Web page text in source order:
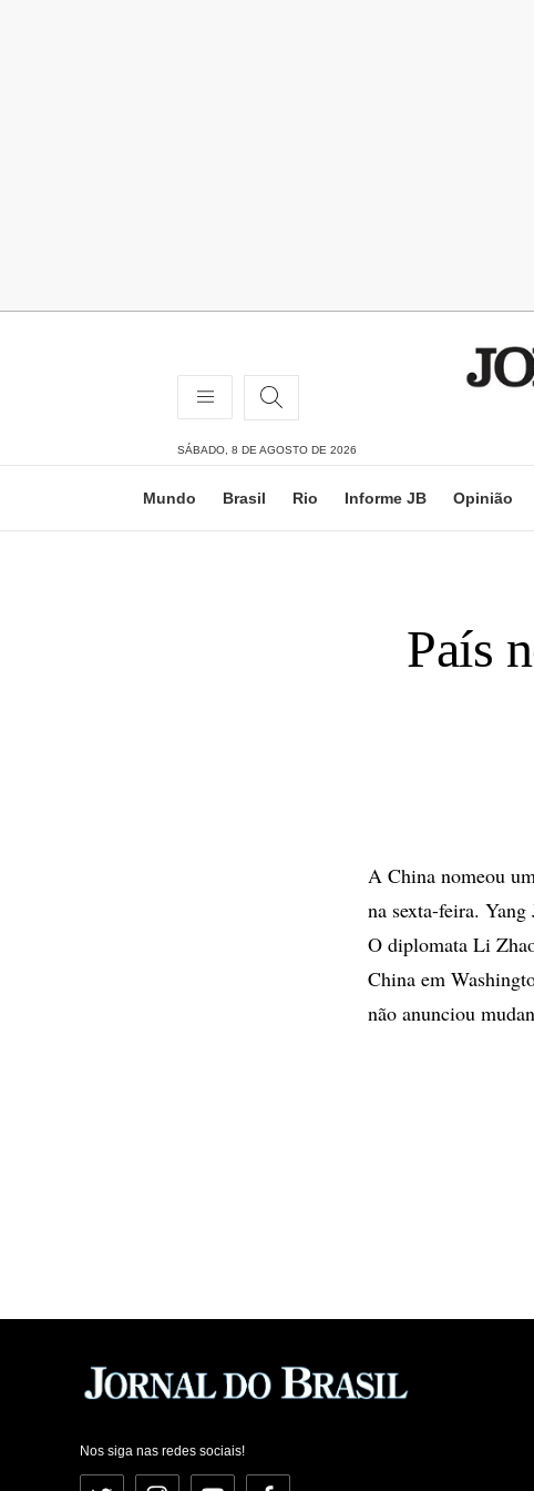
SÁBADO, 8 DE AGOSTO DE 2026
Mundo Brasil Rio Informe JB Opinião
País
A China nomeou
na sexta-feira.
O diplomata Li
China em
não anunciou
Nos siga nas redes sociais!